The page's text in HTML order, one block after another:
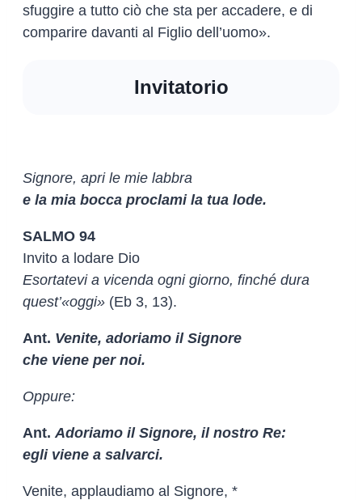
sfuggire a tutto ciò che sta per accadere, e di
comparire davanti al Figlio dell’uomo».
Invitatorio
Signore, apri le mie labbra
e la mia bocca proclami la tua lode.
SALMO 94
Invito a lodare Dio
Esortatevi a vicenda ogni giorno, finché dura
quest’«oggi» (Eb 3, 13).
Ant. Venite, adoriamo il Signore
che viene per noi.
Oppure:
Ant. Adoriamo il Signore, il nostro Re:
egli viene a salvarci.
Venite, applaudiamo al Signore, *